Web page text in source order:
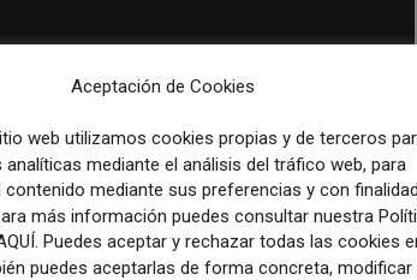
Artículo siguiente
Iran’s PressTV, Russian outlets paid U.S.
contributors who also run Grayzone – The
Washington Post
Aceptación de Cookies
web utilizamos cookies propias y de terceros
analíticas mediante el análisis del tráfico web, para
contenido mediante sus preferencias y con
más información puedes consultar nuestra
Puedes aceptar y rechazar todas las cookies
puedes aceptarlas de forma concreta, modificar